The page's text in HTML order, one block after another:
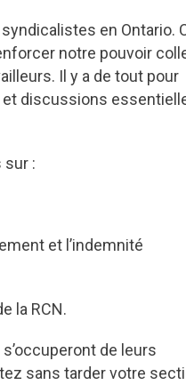
en Ontario.
notre pouvoir
Il y a de tout pour
et discussions
sur :
et l’indemnité
la RCN.
de leurs
sans tarder votre